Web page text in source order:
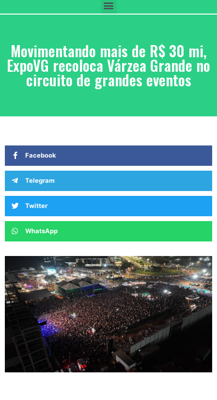
Movimentando mais de R$ 30 mi,
ExpoVG recoloca Várzea Grande no
circuito de grandes eventos
Facebook
Telegram
Twitter
WhatsApp